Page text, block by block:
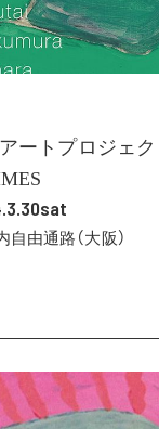
ートプロジェ
由通路（大阪）